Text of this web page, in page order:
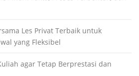
Les Privat Terbaik untuk
yang Fleksibel
agar Tetap Berprestasi dan